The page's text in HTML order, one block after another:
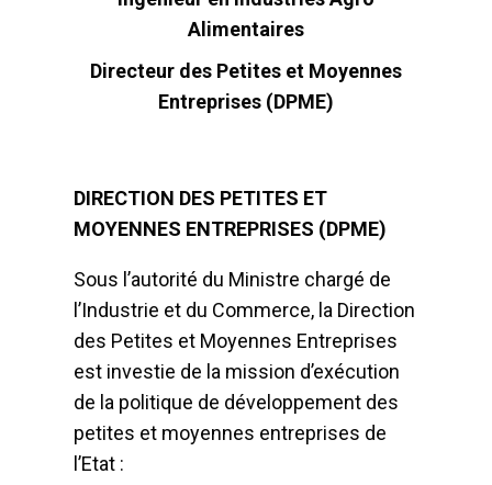
Alimentaires
Directeur des Petites et Moyennes
Entreprises (DPME)
DIRECTION DES PETITES ET
MOYENNES ENTREPRISES (DPME)
Sous l’autorité du Ministre chargé de
l’Industrie et du Commerce, la Direction
des Petites et Moyennes Entreprises
est investie de la mission d’exécution
de la politique de développement des
petites et moyennes entreprises de
l’Etat :